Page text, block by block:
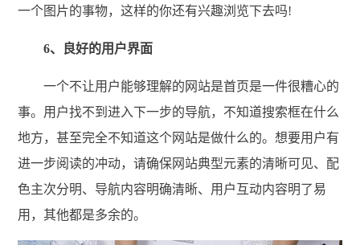
一个图片的事物，这样的你还有兴趣浏览下去吗!
6、良好的用户界面
一个不让用户能够理解的网站是首页是一件很糟心的
事。用户找不到进入下一步的导航，不知道搜索框在什么
地方，甚至完全不知道这个网站是做什么的。想要用户有
进一步阅读的冲动，请确保网站典型元素的清晰可见、配
色主次分明、导航内容明确清晰、用户互动内容明了易
用，其他都是多余的。